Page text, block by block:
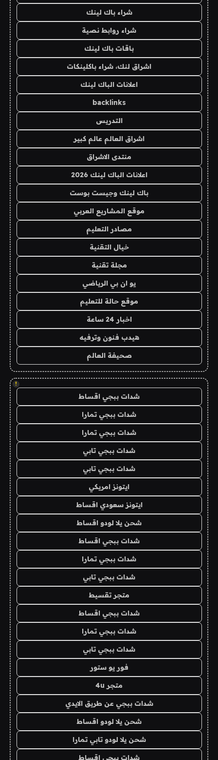
شراء باك لينك
شراء روابط نصية
باقات باك لينك
اشراق لنك، شراء باكلينكات
اعلانات الباك لينك
backlinks
التدريس
اشراق العالم عالم كبير
منتدى الاشراق
اعلانات الباك لينك 2026
باك لينك وجيست بوست
موقع المشاريع العربي
مصادر التعليم
خيال التقنية
مجلة تقنية
يو ان بي الرياضي
موقع حالة للتعليم
اخبار 24 ساعة
هيدب فنون وترفيه
صحيفة العالم
!
شدات ببجي اقساط
شدات ببجي تمارا
شدات ببجي تمارا
شدات ببجي تابي
شدات ببجي تابي
ايتونز امريكي
ايتونز سعودي اقساط
شحن يلا لودو اقساط
شدات ببجي اقساط
شدات ببجي تمارا
شدات ببجي تابي
متجر تقسيط
شدات ببجي اقساط
شدات ببجي تمارا
شدات ببجي تابي
فور يو ستور
متجر 4u
شدات ببجي عن طريق الايدي
شحن يلا لودو اقساط
شحن يلا لودو تابي تمارا
شدات ببجي اقساط